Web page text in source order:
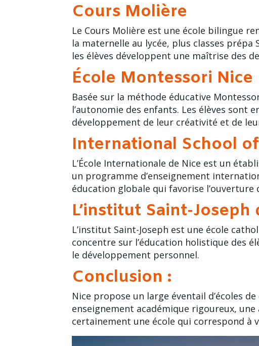
Cours Molière
Le Cours Molière est une école bilingue
la maternelle au lycée, plus classes prépa
les élèves développent une maîtrise des
École Montessori Nice
Basée sur la méthode éducative
l’autonomie des enfants. Les élèves
développement de leur créativité et de
International School
L’École Internationale de Nice est un
un programme d’enseignement
éducation globale qui favorise
L’institut Saint-Joseph
L’institut Saint-Joseph est une école
concentre sur l’éducation holistique des
le développement personnel.
Conclusion :
Nice propose un large éventail d’écoles
enseignement académique rigoureux,
certainement une école qui correspond à